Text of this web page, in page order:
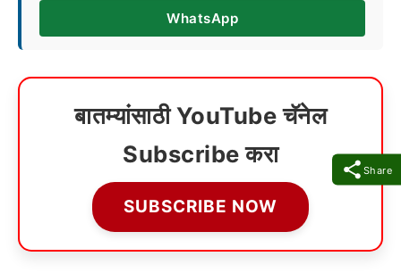
Share
WhatsApp
बातम्यांसाठी YouTube चॅनेल
Subscribe करा
SUBSCRIBE NOW